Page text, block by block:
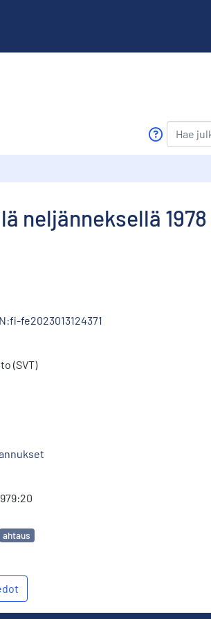
neljänneksellä 1978
fe2023013124371
(SVT)
ahtaus